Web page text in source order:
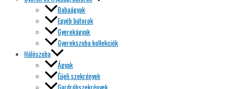
Babaágyak
Egyéb bútorok
Gyerekágyak
Gyerekszoba kollekciók
Hálószoba
Ágyak
Éjjeli szekrények